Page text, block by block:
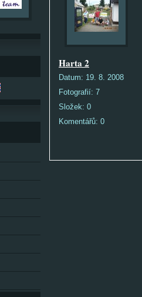
Harta 2
Datum: 19. 8. 2008
Fotografií: 7
Složek: 0
Komentářů: 0